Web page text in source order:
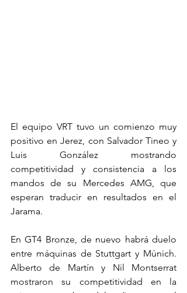
El equipo VRT tuvo un comienzo muy
positivo en Jerez, con Salvador Tineo y
Luis González mostrando
competitividad y consistencia a los
mandos de su Mercedes AMG, que
esperan traducir en resultados en el
Jarama.
En GT4 Bronze, de nuevo habrá duelo
entre máquinas de Stuttgart y Múnich.
Alberto de Martín y Nil Montserrat
mostraron su competitividad en la